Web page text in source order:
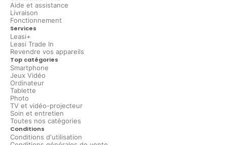
Aide et assistance
Livraison
Fonctionnement
Services
Leasi+
Leasi Trade In
Revendre vos appareils
Top catégories
Smartphone
Jeux Vidéo
Ordinateur
Tablette
Photo
TV et vidéo-projecteur
Soin et entretien
Toutes nos catégories
Conditions
Conditions d'utilisation